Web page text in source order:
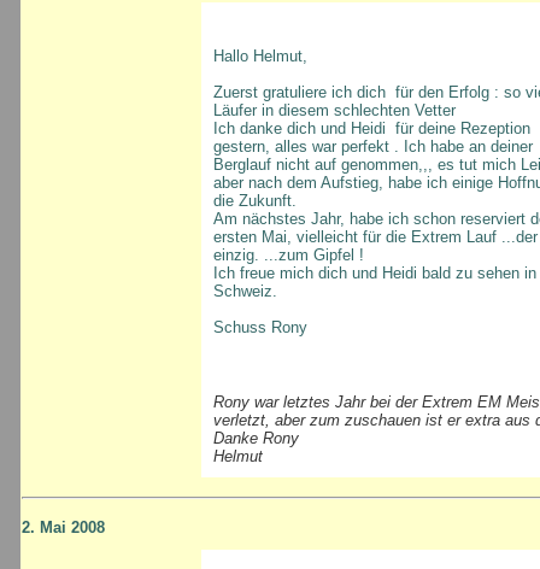
Hallo Helmut,
Zuerst gratuliere ich dich für den Erfolg : so
Läufer in diesem schlechten Vetter
Ich danke dich und Heidi für deine Rezeption
gestern, alles war perfekt . Ich habe an deiner
Berglauf nicht auf genommen,,, es tut mich
aber nach dem Aufstieg, habe ich einige
die Zukunft.
Am nächstes Jahr, habe ich schon reserviert
ersten Mai, vielleicht für die Extrem Lauf
einzig. ...zum Gipfel !
Ich freue mich dich und Heidi bald zu sehen in
Schweiz.
Schuss Rony
Rony war letztes Jahr bei der Extrem EM
verletzt, aber zum zuschauen ist er extra aus
Danke Rony
Helmut
2. Mai 2008